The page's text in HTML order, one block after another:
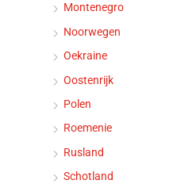
Montenegro
Noorwegen
Oekraine
Oostenrijk
Polen
Roemenie
Rusland
Schotland